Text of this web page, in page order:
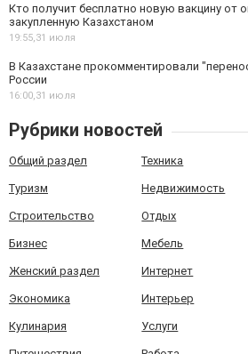
Кто получит бесплатно новую вакцину от
закупленную Казахстаном
19:55,31 июля
В Казахстане прокомментировали
России
16:00,31 июля
Рубрики новостей
Общий раздел Техника
Туризм Недвижимость
Строительство Отдых
Бизнес Мебель
Женский раздел Интернет
Экономика Интерьер
Кулинария Услуги